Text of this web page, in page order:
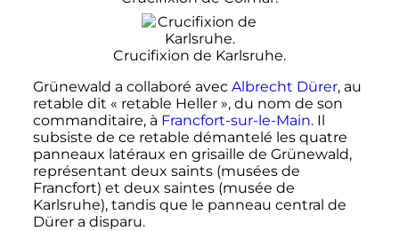
Crucifixion de Karlsruhe.
Grünewald a collaboré avec Albrecht Dürer, au
retable dit « retable Heller », du nom de son
commanditaire, à Francfort-sur-le-Main. Il
subsiste de ce retable démantelé les quatre
panneaux latéraux en grisaille de Grünewald,
représentant deux saints (musées de
Francfort) et deux saintes (musée de
Karlsruhe), tandis que le panneau central de
Dürer a disparu.